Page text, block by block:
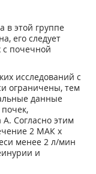
в этой группе
его следует
с почечной
исследований с
ограничены, тем
данные
Согласно этим
2 МАК х
менее 2 л/мин
и